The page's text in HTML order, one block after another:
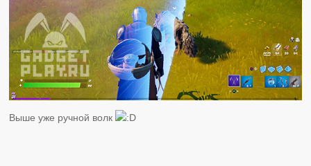
Выше уже ручной волк